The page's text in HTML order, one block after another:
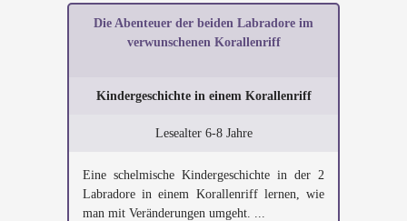
Die Abenteuer der beiden Labradore im
verwunschenen Korallenriff
Kindergeschichte in einem Korallenriff
Lesealter 6-8 Jahre
Eine schelmische Kindergeschichte in der 2
Labradore in einem Korallenriff lernen, wie
man mit Veränderungen umgeht. ...